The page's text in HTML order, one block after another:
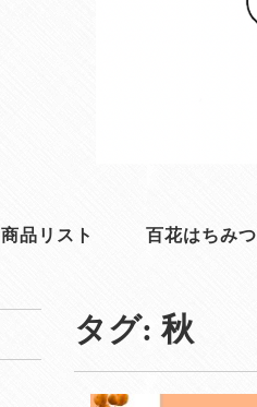
商品リスト 百花はちみつ
タグ:秋